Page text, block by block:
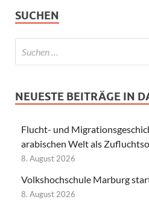
SUCHEN
NEUESTE BEITRÄGE IN
Flucht- und
arabischen Welt als
8. August 2026
Volkshochschule Marburg
8. August 2026